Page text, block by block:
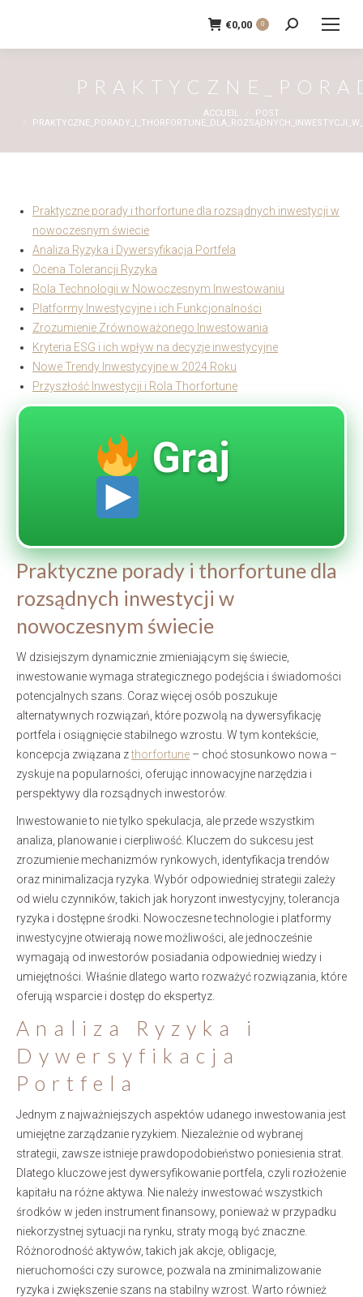
€0,00 0
Recherche
:
ACCUEIL
POST
Praktyczne porady i thorfortune dla rozsądnych inwestycji w
nowoczesnym świecie
Analiza Ryzyka i Dywersyfikacja Portfela
Ocena Tolerancji Ryzyka
Rola Technologii w Nowoczesnym Inwestowaniu
Platformy Inwestycyjne i ich Funkcjonalności
Zrozumienie Zrównoważonego Inwestowania
Kryteria ESG i ich wpływ na decyzje inwestycyjne
Nowe Trendy Inwestycyjne w 2024 Roku
Przyszłość Inwestycji i Rola Thorfortune
Graj
Praktyczne porady i thorfortune dla
rozsądnych inwestycji w
nowoczesnym świecie
W dzisiejszym dynamicznie zmieniającym się świecie,
inwestowanie wymaga strategicznego podejścia i świadomości
potencjalnych szans. Coraz więcej osób poszukuje
alternatywnych rozwiązań, które pozwolą na dywersyfikację
portfela i osiągnięcie stabilnego wzrostu. W tym kontekście,
koncepcja związana zthorfortune – choć stosunkowo nowa –
zyskuje na popularności, oferując innowacyjne narzędzia i
perspektywy dla rozsądnych inwestorów.
Inwestowanie to nie tylko spekulacja, ale przede wszystkim
analiza, planowanie i cierpliwość. Kluczem do sukcesu jest
zrozumienie mechanizmów rynkowych, identyfikacja trendów
oraz minimalizacja ryzyka. Wybór odpowiedniej strategii zależy
od wielu czynników, takich jak horyzont inwestycyjny, tolerancja
ryzyka i dostępne środki. Nowoczesne technologie i platformy
inwestycyjne otwierają nowe możliwości, ale jednocześnie
wymagają od inwestorów posiadania odpowiedniej wiedzy i
umiejętności. Właśnie dlatego warto rozważyć rozwiązania, które
oferują wsparcie i dostęp do ekspertyz.
Analiza Ryzyka i
Dywersyfikacja
Portfela
Jednym z najważniejszych aspektów udanego inwestowania jest
umiejętne zarządzanie ryzykiem. Niezależnie od wybranej
strategii, zawsze istnieje prawdopodobieństwo poniesienia strat.
Dlatego kluczowe jest dywersyfikowanie portfela, czyli rozłożenie
kapitału na różne aktywa. Nie należy inwestować wszystkich
środków w jeden instrument finansowy, ponieważ w przypadku
niekorzystnej sytuacji na rynku, straty mogą być znaczne.
Różnorodność aktywów, takich jak akcje, obligacje,
nieruchomości czy surowce, pozwala na zminimalizowanie
ryzyka i zwiększenie szans na stabilny wzrost. Warto również